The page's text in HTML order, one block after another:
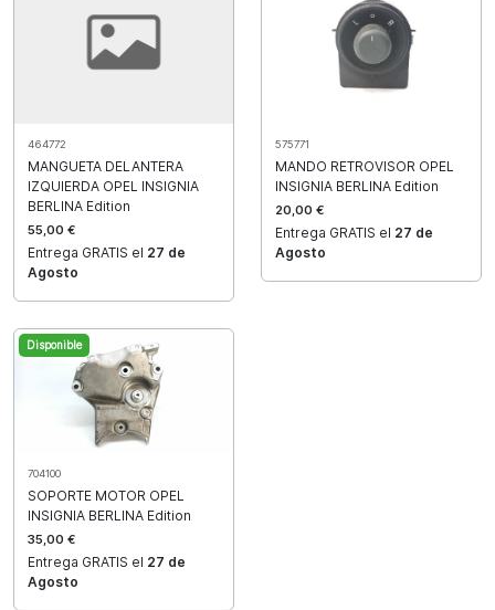
464772
MANGUETA DELANTERA
IZQUIERDA OPEL INSIGNIA
BERLINA Edition
55,00 €
Entrega GRATIS el 27 de
Agosto
575771
MANDO RETROVISOR OPEL
INSIGNIA BERLINA Edition
20,00 €
Entrega GRATIS el 27 de
Agosto
Disponible
704100
SOPORTE MOTOR OPEL
INSIGNIA BERLINA Edition
35,00 €
Entrega GRATIS el 27 de
Agosto